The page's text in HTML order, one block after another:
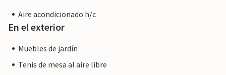
Aire acondicionado h/c
En el exterior
Muebles de jardín
Tenis de mesa al aire libre